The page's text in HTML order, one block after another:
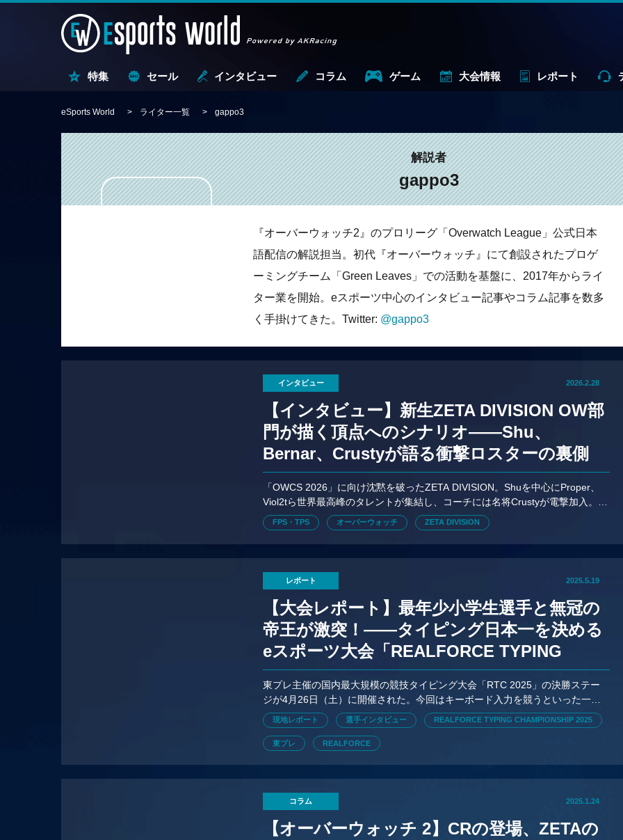
特集 セール インタビュー コラム ゲーム 大会情報 レポート
eSports World ライター一覧 gappo3
解説者
gappo3
『オーバーウォッチ2』のプロリーグ「Overwatch League」公式日本
語配信の解説担当。初代『オーバーウォッチ』にて創設されたプロゲ
ーミングチーム「Green Leaves」での活動を基盤に、2017年からライ
ター業を開始。eスポーツ中心のインタビュー記事やコラム記事を数多
く手掛けてきた。Twitter: @gappo3
インタビュー 2026.2.28
【インタビュー】新生ZETA DIVISION OW部
門が描く頂点へのシナリオ——Shu、
Bernar、Crustyが語る衝撃ロスターの裏側
「OWCS 2026」に向け沈黙を破ったZETA DIVISION。Shuを中心にProper、
Viol2tら世界最高峰のタレントが集結し、コーチには名将Crustyが電撃加入。新
生ZETAの戦略と優勝への覚悟を独占取材
FPS・TPS オーバーウォッチ ZETA DIVISION
レポート 2025.5.19
【大会レポート】最年少小学生選手と無冠の
帝王が激突！——タイピング日本一を決める
eスポーツ大会「REALFORCE TYPING
CHAMPIONSHIP 2025」
東プレ主催の国内最大規模の競技タイピング大会「RTC 2025」の決勝ステー
ジが4月26日（土）に開催された。今回はキーボード入力を競うといった一風
変わったeスポーツ大会の現地レポートをお届け。
現地レポート 選手インタビュー REALFORCE TYPING CHAMPIONSHIP 2025
東プレ REALFORCE
コラム 2025.1.24
【オーバーウォッチ 2】CRの登場、ZETAの